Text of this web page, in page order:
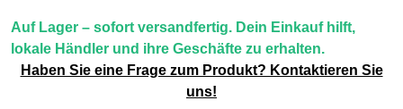
Auf Lager – sofort versandfertig. Dein Einkauf hilft,
lokale Händler und ihre Geschäfte zu erhalten.
Haben Sie eine Frage zum Produkt? Kontaktieren Sie
uns!